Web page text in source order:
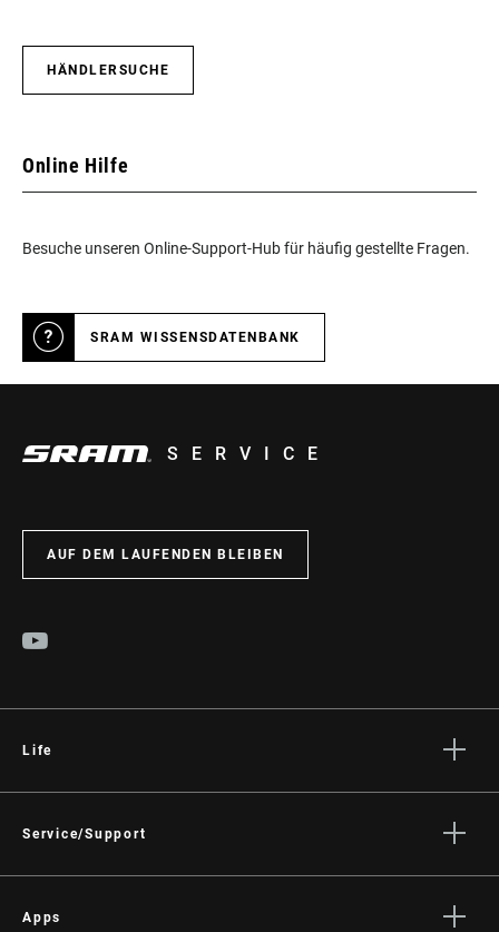
HÄNDLERSUCHE
Online Hilfe
Besuche unseren Online-Support-Hub für häufig gestellte Fragen.
SRAM WISSENSDATENBANK
SERVICE
AUF DEM LAUFENDEN BLEIBEN
Life
Kultur
Service/Support
Händler Support
Apps